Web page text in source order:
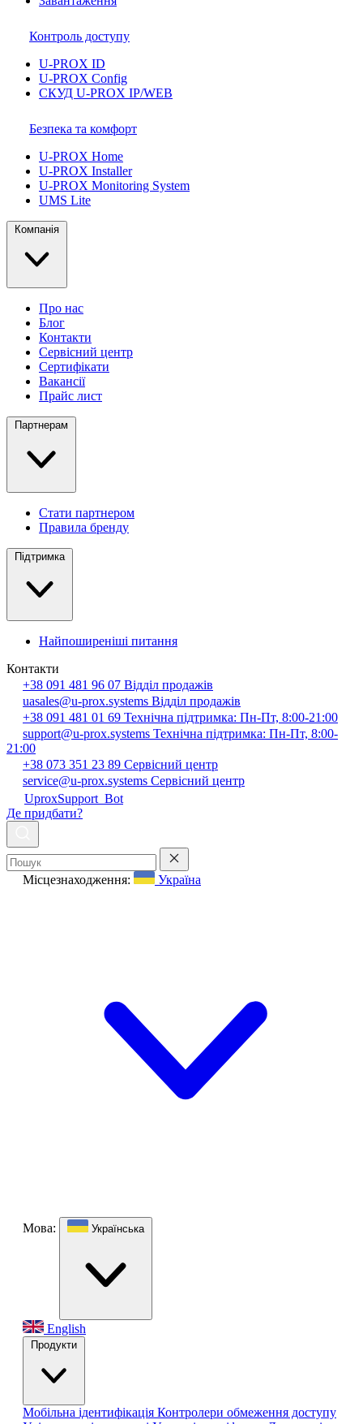
Контроль доступу
U-PROX ID
U-PROX Config
СКУД U-PROX IP/WEB
Безпека та комфорт
U-PROX Home
U-PROX Installer
U-PROX Monitoring System
UMS Lite
Компанія
Про нас
Блог
Контакти
Сервісний центр
Сертифікати
Вакансії
Прайс лист
Партнерам
Стати партнером
Правила бренду
Підтримка
Найпоширеніші питання
Контакти
+38 091 481 96 07 Відділ продажів
uasales@u-prox.systems Відділ продажів
+38 091 481 01 69 Технічна підтримка: Пн-Пт, 8:00-21:00
support@u-prox.systems Технічна підтримка: Пн-Пт, 8:00-
21:00
+38 073 351 23 89 Сервісний центр
service@u-prox.systems Сервісний центр
UproxSupport_Bot
Де придбати?
Місцезнаходження: Україна
Мова: Українська
English
Продукти
Мобільна ідентифікація Контролери обмеження доступу